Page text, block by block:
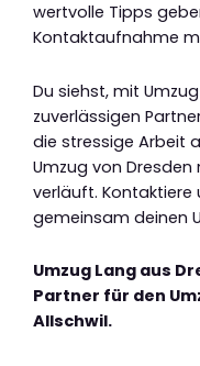
wertvolle Tipps
Kontaktaufnahme
Du siehst, mit
zuverlässigen
die stressige Arbeit
Umzug von
verläuft. Kontaktiere
gemeinsam deinen
Umzug Lang aus
Partner für den
Allschwil.